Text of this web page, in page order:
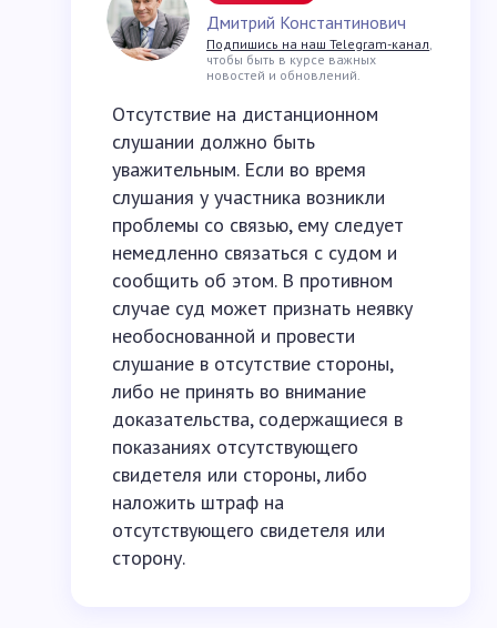
Дмитрий Константинович
Подпишись на наш Telegram-канал,
чтобы быть в курсе важных
новостей и обновлений.
Отсутствие на дистанционном
слушании должно быть
уважительным. Если во время
слушания у участника возникли
проблемы со связью, ему следует
немедленно связаться с судом и
сообщить об этом. В противном
случае суд может признать неявку
необоснованной и провести
слушание в отсутствие стороны,
либо не принять во внимание
доказательства, содержащиеся в
показаниях отсутствующего
свидетеля или стороны, либо
наложить штраф на
отсутствующего свидетеля или
сторону.